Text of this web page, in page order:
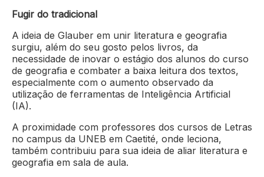
Fugir do tradicional
A ideia de Glauber em unir literatura e geografia
surgiu, além do seu gosto pelos livros, da
necessidade de inovar o estágio dos alunos do curso
de geografia e combater a baixa leitura dos textos,
especialmente com o aumento observado da
utilização de ferramentas de Inteligência Artificial
(IA).
A proximidade com professores dos cursos de Letras
no campus da UNEB em Caetité, onde leciona,
também contribuiu para sua ideia de aliar literatura e
geografia em sala de aula.